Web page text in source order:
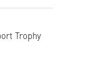
Trophy